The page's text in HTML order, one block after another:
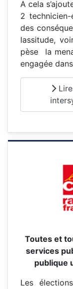
A cela
2
des
lassitude,
pèse la
engagée
Lire
Toutes et
services
publique
Les